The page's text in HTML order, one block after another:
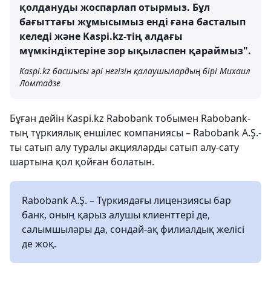
қолдануды жоспарлап отырмыз. Бұл
бағыттағы жұмысымыз енді ғана басталып
келеді және Kaspi.kz-тің алдағы
мүмкіндіктеріне зор ықыласпен қараймыз".
Kaspi.kz басшысы әрі негізін қалаушылардың бірі Михаил
Ломтадзе
Бұған дейін Kaspi.kz Rabobank тобымен Rabobank-
тың түркиялық еншілес компаниясы – Rabobank A.Ş.-
ты сатып алу туралы акцияларды сатып алу-сату
шартына қол қойған болатын.
Rabobank A.Ş. – Түркиядағы лицензиясы бар
банк, оның қарыз алушы клиенттері де,
салымшылары да, сондай-ақ филиалдық желісі
де жоқ.